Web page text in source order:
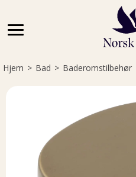
Hjem>Bad>Baderomstilbehør